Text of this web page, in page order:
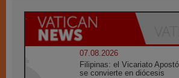
07.08.2026
Filipinas: el Vicariato
se convierte en diócesis